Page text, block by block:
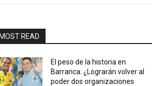
READ
El peso de la historia en
Barranca: ¿Lograrán volver al
poder dos organizaciones